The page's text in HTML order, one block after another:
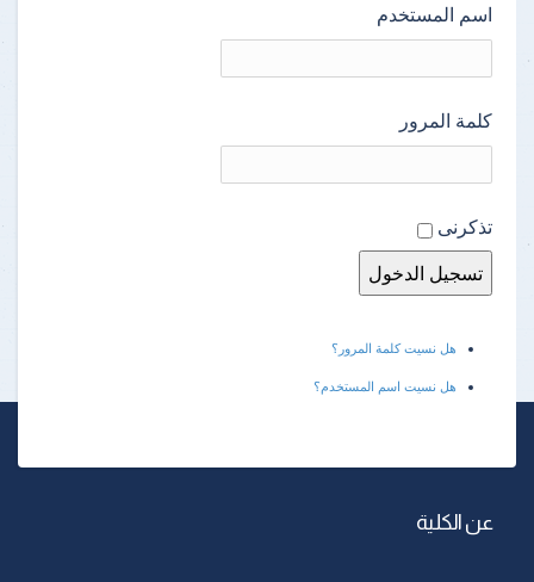
اسم المستخدم
كلمة المرور
تذكرنى
هل نسيت كلمة المرور؟
هل نسيت اسم المستخدم؟
عن الكلية